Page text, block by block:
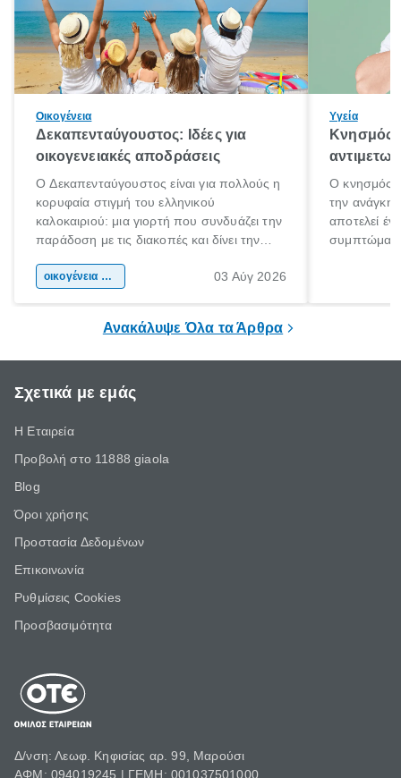
Οικογένεια
Δεκαπενταύγουστος: Ιδέες για
οικογενειακές αποδράσεις
Ο Δεκαπενταύγουστος είναι για πολλούς η
κορυφαία στιγμή του ελληνικού
καλοκαιριού: μια γιορτή που συνδυάζει την
παράδοση με τις διακοπές και δίνει την
χώρας. Είτε πρόκειται για λίγες μέρες
οικογένεια & παιδί 03 Αύγ 2026
Υγεία
Κνησμός:
Ο κνησμός
την ανάγκη
αποτελεί
Ανακάλυψε Όλα τα Άρθρα
Σχετικά με εμάς
Η Εταιρεία
Προβολή στο 11888 giaola
Blog
Όροι χρήσης
Προστασία Δεδομένων
Επικοινωνία
Ρυθμίσεις Cookies
Προσβασιμότητα
Δ/νση: Λεωφ. Κηφισίας αρ. 99, Μαρούσι
ΑΦΜ: 094019245 | ΓΕΜΗ: 001037501000